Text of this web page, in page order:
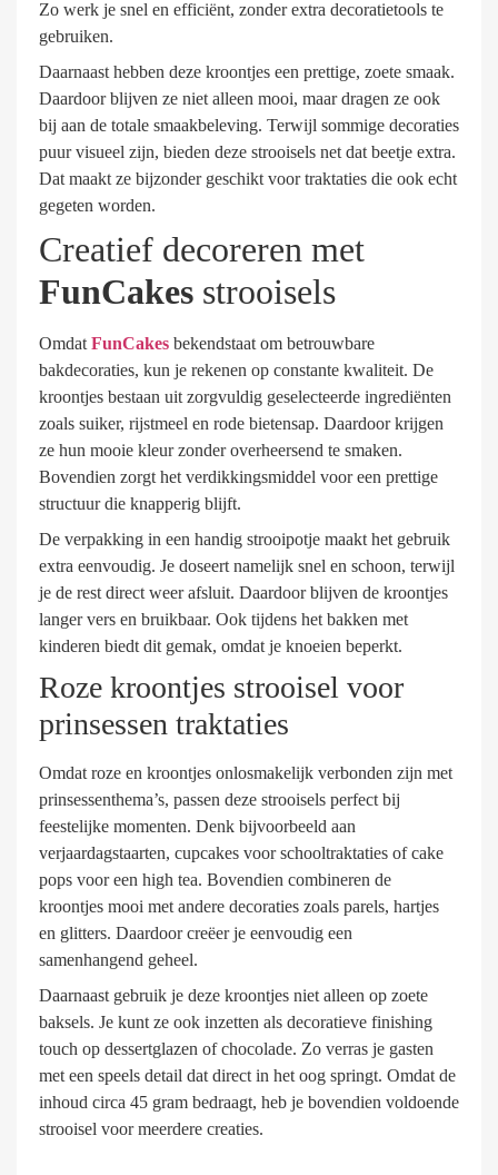
Zo werk je snel en efficiënt, zonder extra decoratietools te
gebruiken.
Daarnaast hebben deze kroontjes een prettige, zoete smaak.
Daardoor blijven ze niet alleen mooi, maar dragen ze ook
bij aan de totale smaakbeleving. Terwijl sommige decoraties
puur visueel zijn, bieden deze strooisels net dat beetje extra.
Dat maakt ze bijzonder geschikt voor traktaties die ook echt
gegeten worden.
Creatief decoreren met
FunCakes strooisels
Omdat FunCakes bekendstaat om betrouwbare
bakdecoraties, kun je rekenen op constante kwaliteit. De
kroontjes bestaan uit zorgvuldig geselecteerde ingrediënten
zoals suiker, rijstmeel en rode bietensap. Daardoor krijgen
ze hun mooie kleur zonder overheersend te smaken.
Bovendien zorgt het verdikkingsmiddel voor een prettige
structuur die knapperig blijft.
De verpakking in een handig strooipotje maakt het gebruik
extra eenvoudig. Je doseert namelijk snel en schoon, terwijl
je de rest direct weer afsluit. Daardoor blijven de kroontjes
langer vers en bruikbaar. Ook tijdens het bakken met
kinderen biedt dit gemak, omdat je knoeien beperkt.
Roze kroontjes strooisel voor
prinsessen traktaties
Omdat roze en kroontjes onlosmakelijk verbonden zijn met
prinsessenthema’s, passen deze strooisels perfect bij
feestelijke momenten. Denk bijvoorbeeld aan
verjaardagstaarten, cupcakes voor schooltraktaties of cake
pops voor een high tea. Bovendien combineren de
kroontjes mooi met andere decoraties zoals parels, hartjes
en glitters. Daardoor creëer je eenvoudig een
samenhangend geheel.
Daarnaast gebruik je deze kroontjes niet alleen op zoete
baksels. Je kunt ze ook inzetten als decoratieve finishing
touch op dessertglazen of chocolade. Zo verras je gasten
met een speels detail dat direct in het oog springt. Omdat de
inhoud circa 45 gram bedraagt, heb je bovendien voldoende
strooisel voor meerdere creaties.